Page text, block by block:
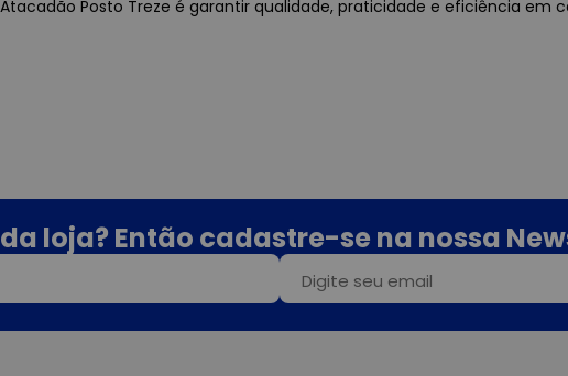
Posto Treze é garantir qualidade, praticidade e eficiência em
loja? Então cadastre-se na nossa